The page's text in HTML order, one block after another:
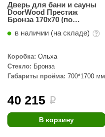
Дверь для бани и сауны
DoorWood Престиж
Бронза 170х70 (по
в наличии (на складе)
Коробка: Ольха
Стекло: Бронза
Габариты проёма: 700*1700 мм
40 215 i
В корзину